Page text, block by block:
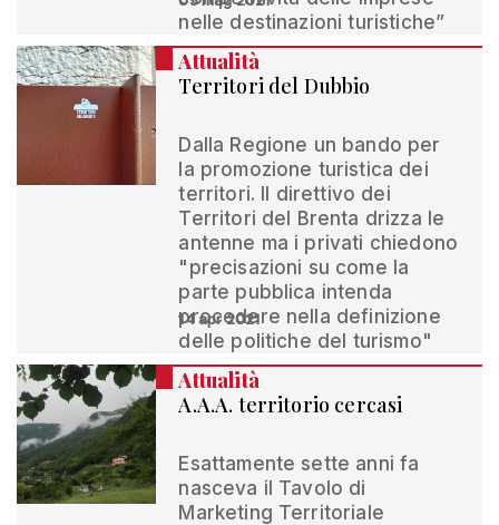
nelle destinazioni turistiche”
Attualità
Territori del Dubbio
Dalla Regione un bando per
la promozione turistica dei
territori. Il direttivo dei
Territori del Brenta drizza le
antenne ma i privati chiedono
"precisazioni su come la
parte pubblica intenda
procedere nella definizione
delle politiche del turismo"
14 apr 2021
Attualità
A.A.A. territorio cercasi
Esattamente sette anni fa
nasceva il Tavolo di
Marketing Territoriale